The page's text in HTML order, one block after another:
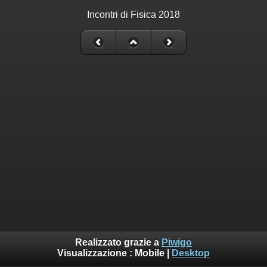
Incontri di Fisica 2018
Realizzato grazie a Piwigo
Visualizzazione : Mobile Desktop